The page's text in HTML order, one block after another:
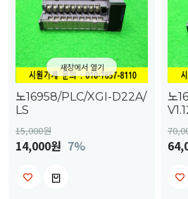
새창에서 열기
노16958/PLC/XGI-D22A/
LS
15,000원
14,000원 7%
노